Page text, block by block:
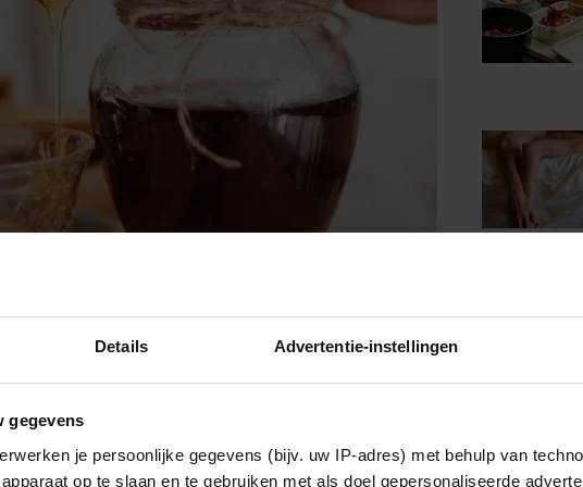
Details Advertentie-instellingen
gegevens
je persoonlijke gegevens (bijv. uw IP-adres) met behulp van
op te slaan en te gebruiken met als doel gepersonaliseerde
bij spierherstel en voorkomt een hoge bloeddruk, maar
het op peil houden van de vochtbalans van de huid. Ook
huid elastisch en stevig kunnen houden.